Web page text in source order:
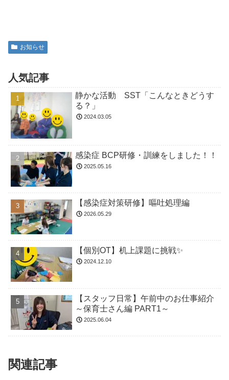
お知らせ
人気記事
静かな活動 SST「こんなときどうす
る？」
2024.03.05
感染症 BCP研修・訓練をしました！！
2025.05.16
【感染症対策研修】嘔吐処理編
2026.05.29
【個別OT】机上課題に挑戦✨
2024.12.10
【スタッフ日常】午前中のお仕事紹介
～保育士さん編 PART1～
2025.06.04
関連記事